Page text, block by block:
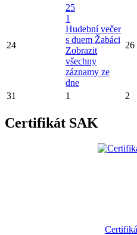
24
25
1
Hudební večer
s duem Žabáci
Zobrazit
všechny
záznamy ze
dne
26
31 1 2
Certifikát SAK